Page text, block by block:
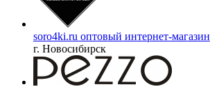
soro4ki.ru оптовый интернет-магазин
г. Новосибирск